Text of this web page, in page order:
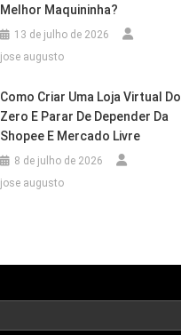
Melhor Maquininha?
13 de julho de 2026
jose augusto
Como Criar Uma Loja Virtual Do
Zero E Parar De Depender Da
Shopee E Mercado Livre
8 de julho de 2026
jose augusto